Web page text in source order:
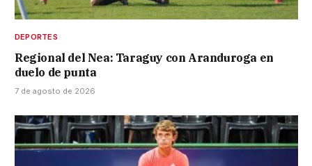
DEPORTES
Regional del Nea: Taraguy con Aranduroga en
duelo de punta
7 de agosto de 2026